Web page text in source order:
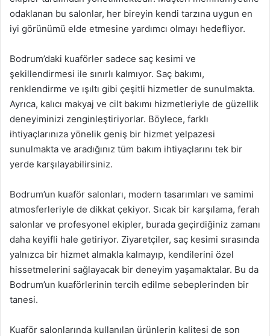
odaklanan bu salonlar, her bireyin kendi tarzına uygun en
iyi görünümü elde etmesine yardımcı olmayı hedefliyor.
Bodrum’daki kuaförler sadece saç kesimi ve
şekillendirmesi ile sınırlı kalmıyor. Saç bakımı,
renklendirme ve ışıltı gibi çeşitli hizmetler de sunulmakta.
Ayrıca, kalıcı makyaj ve cilt bakımı hizmetleriyle de güzellik
deneyiminizi zenginleştiriyorlar. Böylece, farklı
ihtiyaçlarınıza yönelik geniş bir hizmet yelpazesi
sunulmakta ve aradığınız tüm bakım ihtiyaçlarını tek bir
yerde karşılayabilirsiniz.
Bodrum’un kuaför salonları, modern tasarımları ve samimi
atmosferleriyle de dikkat çekiyor. Sıcak bir karşılama, ferah
salonlar ve profesyonel ekipler, burada geçirdiğiniz zamanı
daha keyifli hale getiriyor. Ziyaretçiler, saç kesimi sırasında
yalnızca bir hizmet almakla kalmayıp, kendilerini özel
hissetmelerini sağlayacak bir deneyim yaşamaktalar. Bu da
Bodrum’un kuaförlerinin tercih edilme sebeplerinden bir
tanesi.
Kuaför salonlarında kullanılan ürünlerin kalitesi de son